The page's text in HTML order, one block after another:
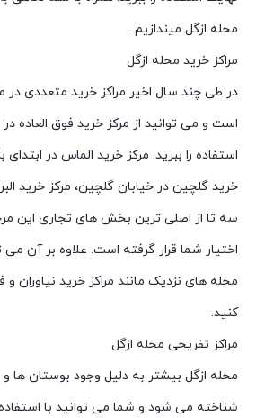
محله ازگل میندازیم.
مراکز خرید محله ازگل
در طی چند سال اخیر مراکز خرید متعددی در
است و می توانید از مرکز خرید فوق العاده
استفاده را ببرید. مرکز خرید الماس در ابتدای
خرید گلچین در خیابان گلچین، مرکز خرید
سه تا از اصلی ترین بخش های تجاری این
اختیار شما قرار گرفته است. علاوه بر آن می
محله های نزدیک مانند مراکز خرید نیاوران و
کنید.
مراکز تفریحی محله ازگل
محله ازگل بیشتر به دلیل وجود بوستان ها